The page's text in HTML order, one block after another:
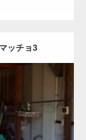
ッチョ3
細マッチョ)